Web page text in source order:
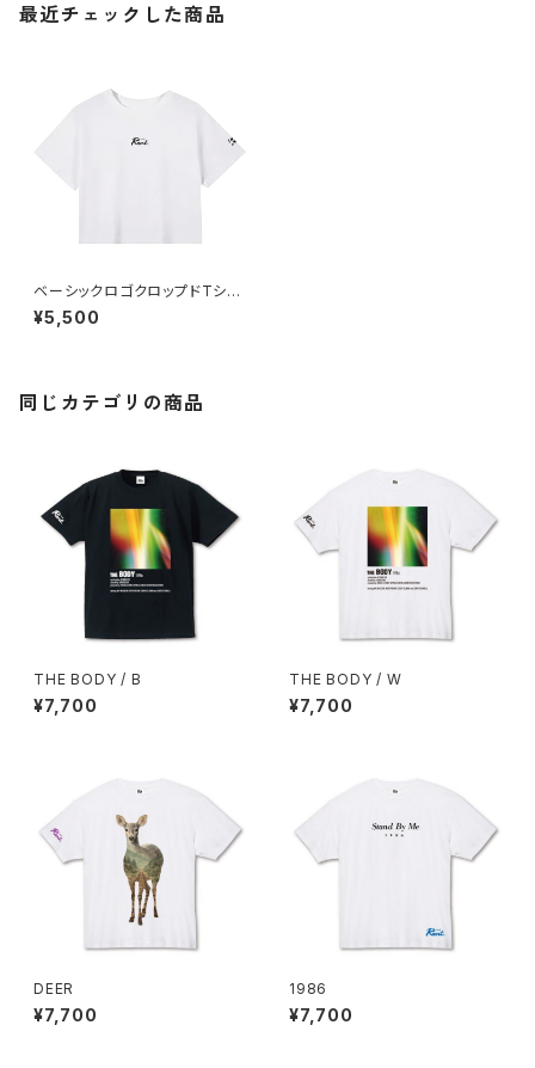
最近チェックした商品
ベーシックロゴクロップドTシャ
ツ
¥5,500
同じカテゴリの商品
THE BODY / B
¥7,700
THE BODY / W
¥7,700
DEER
¥7,700
1986
¥7,700